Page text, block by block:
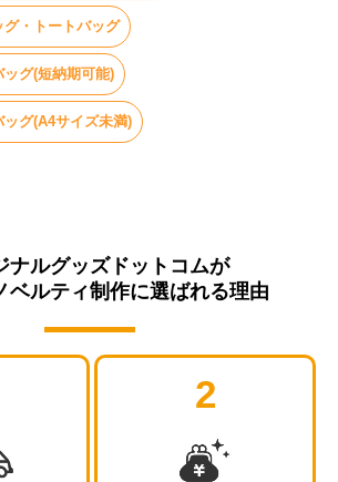
・トートバッグ
グ(短納期可能)
グ(A4サイズ未満)
ナルグッズドットコムが
ベルティ制作に選ばれる理由
2